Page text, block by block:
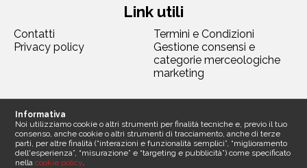
Link utili
Contatti
Termini e Condizioni
Privacy policy
Gestione consensi e
categorie merceologiche
marketing
Informativa
Noi utilizziamo cookie o altri strumenti per finalità tecniche e, previo il tuo
consenso, anche cookie o altri strumenti di tracciamento, anche di terze
parti, per altre finalità (“interazioni e funzionalità semplici”, “miglioramento
dell'esperienza”, “misurazione” e “targeting e pubblicità”) come specificato
nellacookie policy.